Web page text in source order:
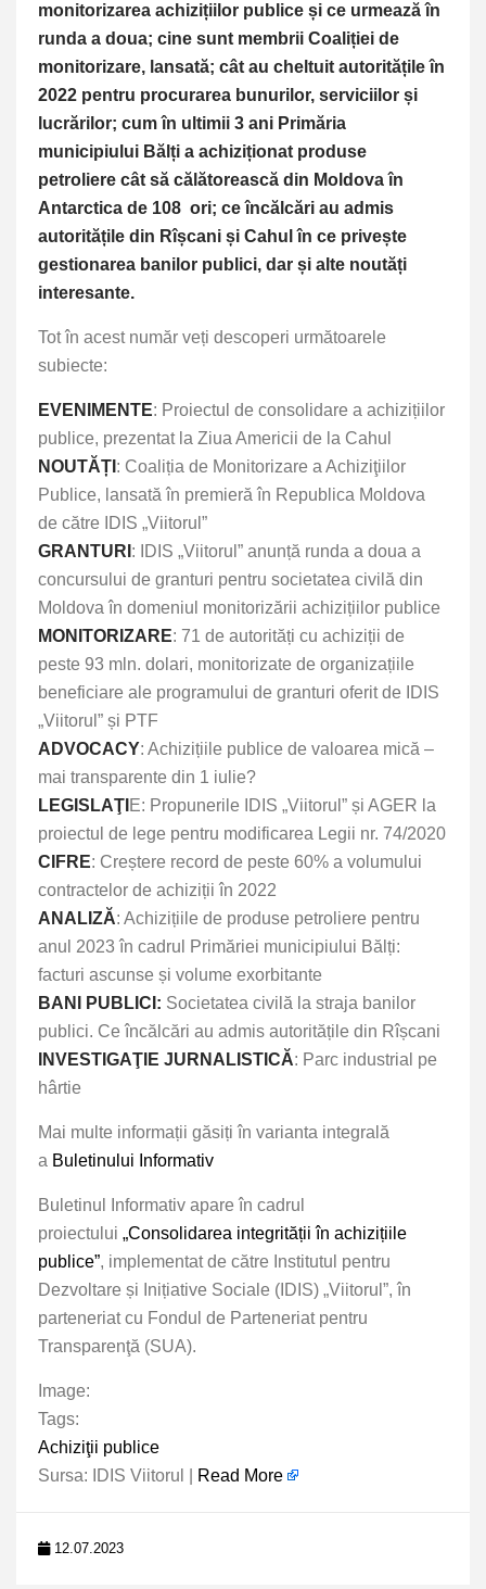
monitorizarea achizițiilor publice și ce urmează în
runda a doua; cine sunt membrii Coaliției de
monitorizare, lansată; cât au cheltuit autoritățile în
2022 pentru procurarea bunurilor, serviciilor și
lucrărilor; cum în ultimii 3 ani Primăria
municipiului Bălți a achiziționat produse
petroliere cât să călătorească din Moldova în
Antarctica de 108 ori; ce încălcări au admis
autoritățile din Rîșcani și Cahul în ce privește
gestionarea banilor publici, dar și alte noutăți
interesante.
Tot în acest număr veți descoperi următoarele
subiecte:
EVENIMENTE: Proiectul de consolidare a achizițiilor
publice, prezentat la Ziua Americii de la Cahul
NOUTĂȚI : Coaliția de Monitorizare a Achiziţiilor
Publice, lansată în premieră în Republica Moldova
de către IDIS „Viitorul”
GRANTURI : IDIS „Viitorul” anunță runda a doua a
concursului de granturi pentru societatea civilă din
Moldova în domeniul monitorizării achizițiilor publice
MONITORIZARE: 71 de autorități cu achiziții de
peste 93 mln. dolari, monitorizate de organizațiile
beneficiare ale programului de granturi oferit de IDIS
„Viitorul” și PTF
ADVOCACY: Achizițiile publice de valoarea mică –
mai transparente din 1 iulie?
LEGISLAŢI E: Propunerile IDIS „Viitorul” și AGER la
proiectul de lege pentru modificarea Legii nr. 74/2020
CIFRE: Creștere record de peste 60% a volumului
contractelor de achiziții în 2022
ANALIZĂ: Achizițiile de produse petroliere pentru
anul 2023 în cadrul Primăriei municipiului Bălți:
facturi ascunse și volume exorbitante
BANI PUBLICI: Societatea civilă la straja banilor
publici. Ce încălcări au admis autoritățile din Rîșcani
INVESTIGAŢIE JURNALISTICĂ: Parc industrial pe
hârtie
Mai multe informații găsiți în varianta integrală
a Buletinului Informativ
Buletinul Informativ apare în cadrul
proiectului „Consolidarea integrității în achizițiile
publice”, implementat de către Institutul pentru
Dezvoltare și Inițiative Sociale (IDIS) „Viitorul”, în
parteneriat cu Fondul de Parteneriat pentru
Transparenţă (SUA).
Image:
Tags:
Achiziţii publice
Sursa: IDIS Viitorul |
Read More
12.07.2023